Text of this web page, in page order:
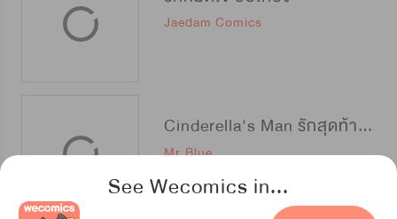
See Wecomics in...
Jaedam Comics
Cinderella's Man รักสุดท้ายของยัยซิน
Mr.Blue